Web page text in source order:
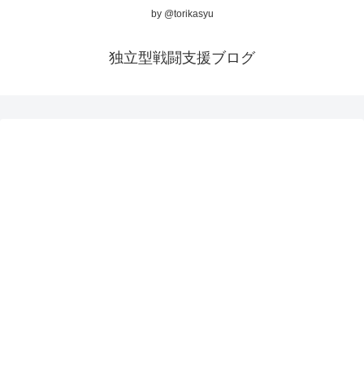
by @torikasyu
独立型戦闘支援ブログ